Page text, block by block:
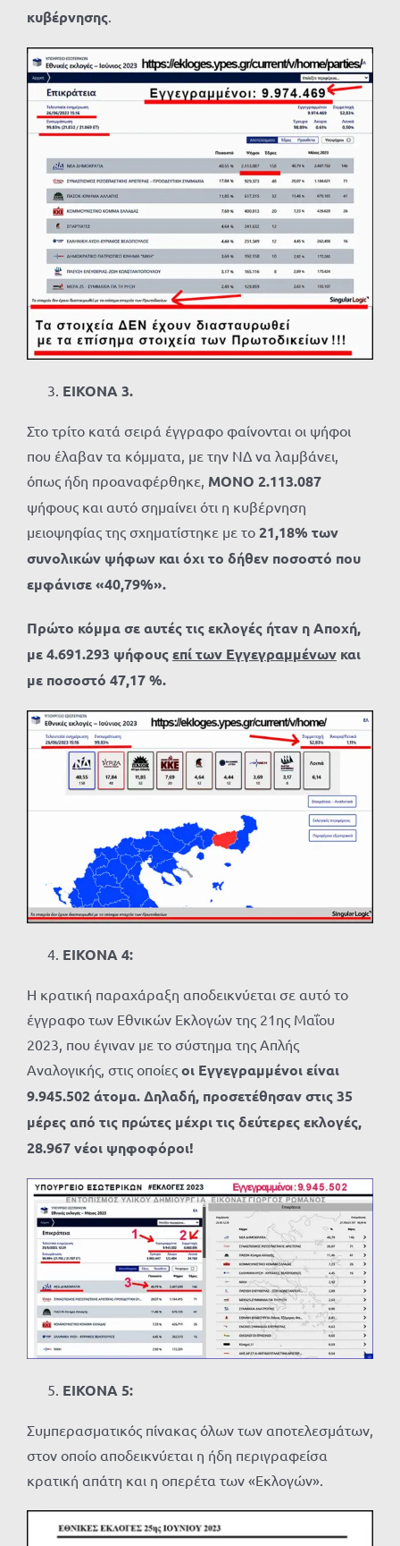
κυβέρνησης.
ΕΙΚΟΝΑ 3.
Στο τρίτο κατά σειρά έγγραφο φαίνονται οι ψήφοι
που έλαβαν τα κόμματα, με την ΝΔ να λαμβάνει,
όπως ήδη προαναφέρθηκε, ΜΟΝΟ 2.113.087
ψήφους και αυτό σημαίνει ότι η κυβέρνηση
μειοψηφίας της σχηματίστηκε με το 21,18% των
συνολικών ψήφων και όχι το δήθεν ποσοστό που
εμφάνισε «40,79%».
Πρώτο κόμμα σε αυτές τις εκλογές ήταν η Αποχή,
με 4.691.293 ψήφουςεπί των Εγγεγραμμένων και
με ποσοστό 47,17 %.
ΕΙΚΟΝΑ 4:
Η κρατική παραχάραξη αποδεικνύεται σε αυτό το
έγγραφο των Εθνικών Εκλογών της 21ης Μαΐου
2023, που έγιναν με το σύστημα της Απλής
Αναλογικής, στις οποίες οι Εγγεγραμμένοι είναι
9.945.502 άτομα. Δηλαδή, προσετέθησαν στις 35
μέρες από τις πρώτες μέχρι τις δεύτερες εκλογές,
28.967 νέοι ψηφοφόροι!
ΕΙΚΟΝΑ 5:
Συμπερασματικός πίνακας όλων των αποτελεσμάτων,
στον οποίο αποδεικνύεται η ήδη περιγραφείσα
κρατική απάτη και η οπερέτα των «Εκλογών».